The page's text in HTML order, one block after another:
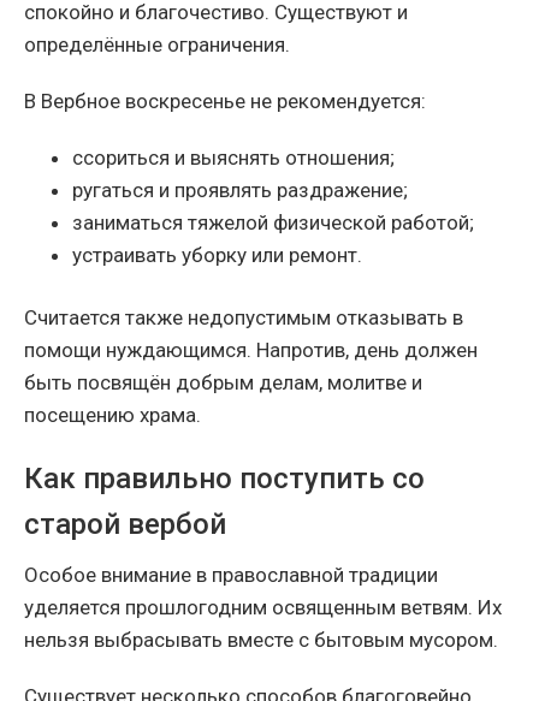
спокойно и благочестиво. Существуют и
определённые ограничения.
В Вербное воскресенье не рекомендуется:
ссориться и выяснять отношения;
ругаться и проявлять раздражение;
заниматься тяжелой физической работой;
устраивать уборку или ремонт.
Считается также недопустимым отказывать в
помощи нуждающимся. Напротив, день должен
быть посвящён добрым делам, молитве и
посещению храма.
Как правильно поступить со
старой вербой
Особое внимание в православной традиции
уделяется прошлогодним освященным ветвям. Их
нельзя выбрасывать вместе с бытовым мусором.